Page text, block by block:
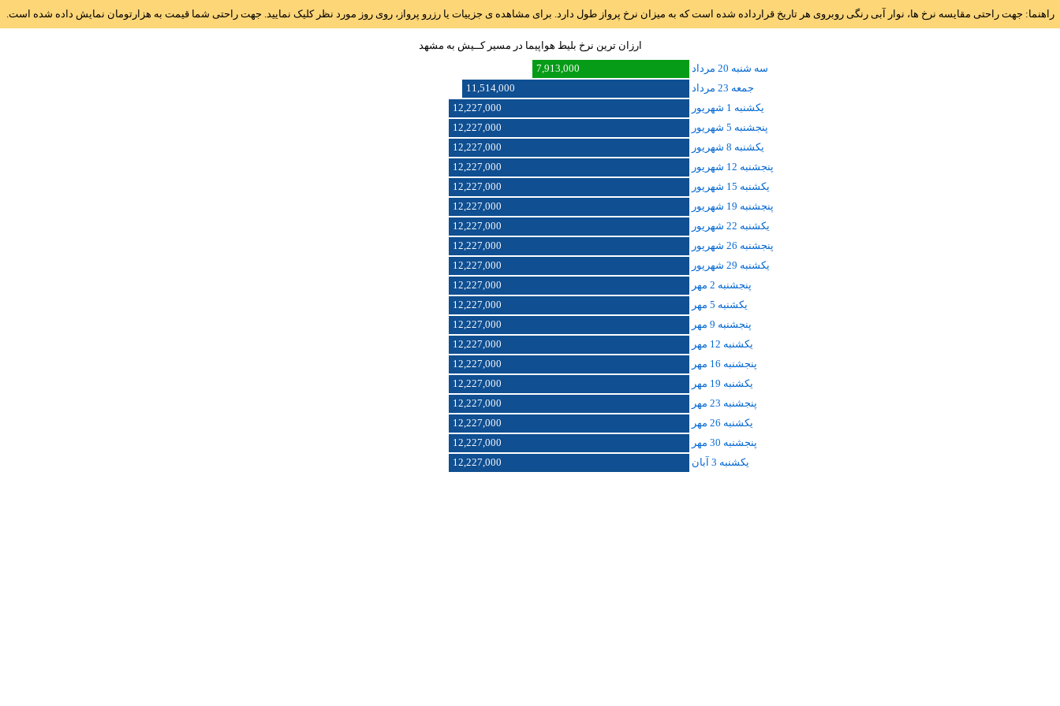
راهنما: جهت راحتی مقایسه نرخ ها، نوار آبی رنگی روبروی هر تاریخ قرارداده شده است که به میزان نرخ پرواز طول دارد. برای مشاهده ی جزییات یا رزرو پرواز، روی روز مورد نظر کلیک نمایید. جهت راحتی شما قیمت به هزارتومان نمایش داده شده است.
ارزان ترین نرخ بلیط هواپیما در مسیر کــيش به مشهد
سه شنبه 20 مرداد
7,913,000
جمعه 23 مرداد
11,514,000
يکشنبه 1 شهریور
12,227,000
پنجشنبه 5 شهریور
12,227,000
يکشنبه 8 شهریور
12,227,000
پنجشنبه 12 شهریور
12,227,000
يکشنبه 15 شهریور
12,227,000
پنجشنبه 19 شهریور
12,227,000
يکشنبه 22 شهریور
12,227,000
پنجشنبه 26 شهریور
12,227,000
يکشنبه 29 شهریور
12,227,000
پنجشنبه 2 مهر
12,227,000
يکشنبه 5 مهر
12,227,000
پنجشنبه 9 مهر
12,227,000
يکشنبه 12 مهر
12,227,000
پنجشنبه 16 مهر
12,227,000
يکشنبه 19 مهر
12,227,000
پنجشنبه 23 مهر
12,227,000
يکشنبه 26 مهر
12,227,000
پنجشنبه 30 مهر
12,227,000
يکشنبه 3 آبان
12,227,000